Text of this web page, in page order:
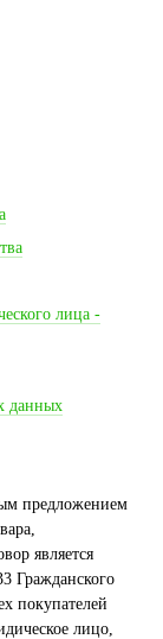
лица -
данных
предложением
является
Гражданского
покупателей
лицо,